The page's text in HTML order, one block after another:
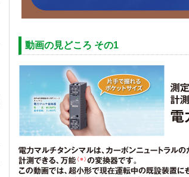
動画の見どころ その1